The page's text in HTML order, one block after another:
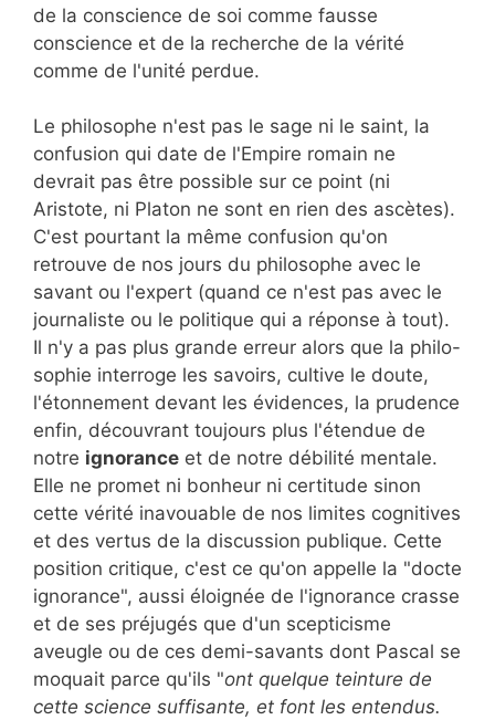
de la conscience de soi comme fausse
conscience et de la recherche de la vérité
comme de l'unité perdue.
Le philosophe n'est pas le sage ni le saint, la
confusion qui date de l'Empire romain ne
devrait pas être possible sur ce point (ni
Aristote, ni Platon ne sont en rien des ascètes).
C'est pourtant la même confusion qu'on
retrouve de nos jours du philosophe avec le
savant ou l'expert (quand ce n'est pas avec le
journaliste ou le politique qui a réponse à tout).
Il n'y a pas plus grande erreur alors que la philo-
sophie interroge les savoirs, cultive le doute,
l'étonnement devant les évidences, la prudence
enfin, découvrant toujours plus l'étendue de
notre ignorance et de notre débilité mentale.
Elle ne promet ni bonheur ni certitude sinon
cette vérité inavouable de nos limites cognitives
et des vertus de la discussion publique. Cette
position critique, c'est ce qu'on appelle la "docte
ignorance", aussi éloignée de l'ignorance crasse
et de ses préjugés que d'un scepticisme
aveugle ou de ces demi-savants dont Pascal se
moquait parce qu'ils "ont quelque teinture de
cette science suffisante, et font les entendus.